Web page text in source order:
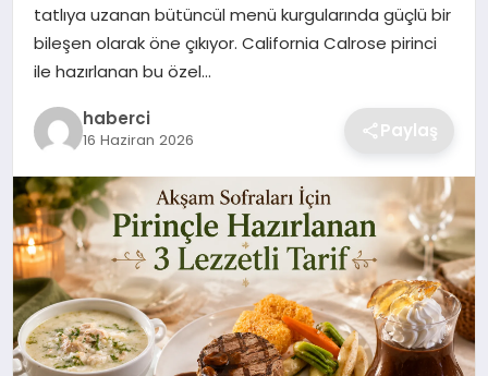
SPOR
YAŞAM
tatlıya uzanan bütüncül menü kurgularında güçlü bir
bileşen olarak öne çıkıyor. California Calrose pirinci
ile hazırlanan bu özel…
haberci
16 Haziran 2026 Paylaş